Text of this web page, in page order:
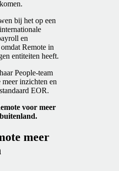
bij het op een
en
Remote in
entiteiten heeft.
People-team
inzichten en
EOR.
voor meer
meer